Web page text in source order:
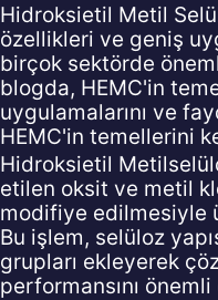
Hidroksietil Metil
özellikleri ve geniş
birçok sektörde
blogda, HEMC'in
uygulamalarını ve
HEMC'in temellerini
Hidroksietil
etilen oksit ve metil
modifiye edilmesiyle
Bu işlem, selüloz
grupları ekleyerek
performansını önemli